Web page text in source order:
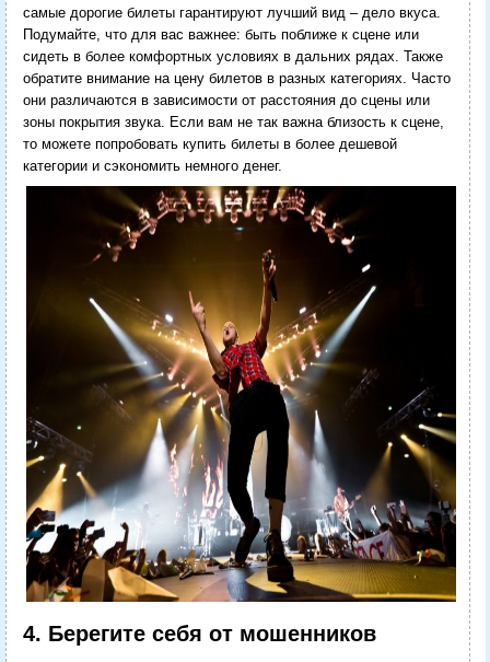
самые дорогие билеты гарантируют лучший вид – дело вкуса.
Подумайте, что для вас важнее: быть поближе к сцене или
сидеть в более комфортных условиях в дальних рядах. Также
обратите внимание на цену билетов в разных категориях. Часто
они различаются в зависимости от расстояния до сцены или
зоны покрытия звука. Если вам не так важна близость к сцене,
то можете попробовать купить билеты в более дешевой
категории и сэкономить немного денег.
4. Берегите себя от мошенников